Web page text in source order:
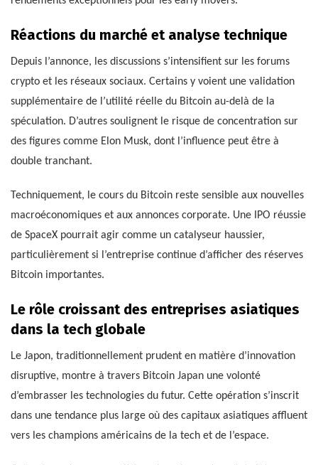
Réactions du marché et analyse technique
Depuis l’annonce, les discussions s’intensifient sur les forums
crypto et les réseaux sociaux. Certains y voient une validation
supplémentaire de l’utilité réelle du Bitcoin au-delà de la
spéculation. D’autres soulignent le risque de concentration sur
des figures comme Elon Musk, dont l’influence peut être à
double tranchant.
Techniquement, le cours du Bitcoin reste sensible aux nouvelles
macroéconomiques et aux annonces corporate. Une IPO réussie
de SpaceX pourrait agir comme un catalyseur haussier,
particulièrement si l’entreprise continue d’afficher des réserves
Bitcoin importantes.
Le rôle croissant des entreprises asiatiques
dans la tech globale
Le Japon, traditionnellement prudent en matière d’innovation
disruptive, montre à travers Bitcoin Japan une volonté
d’embrasser les technologies du futur. Cette opération s’inscrit
dans une tendance plus large où des capitaux asiatiques affluent
vers les champions américains de la tech et de l’espace.